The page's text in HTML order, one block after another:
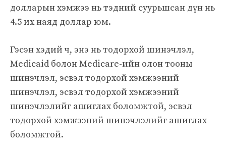
долларын хэмжээ нь тэдний суурьшсан дүн нь
4.5 их наяд доллар юм.
Гэсэн хэдий ч, энэ нь тодорхой шинэчлэл,
Medicaid болон Medicare-ийн олон тооны
шинэчлэл, эсвэл тодорхой хэмжээний
шинэчлэл, эсвэл тодорхой хэмжээний
шинэчлэлийг ашиглах боломжтой, эсвэл
тодорхой хэмжээний шинэчлэлийг ашиглах
боломжтой.